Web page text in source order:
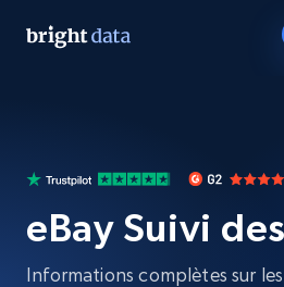
eBay Suivi
Informations complètes sur